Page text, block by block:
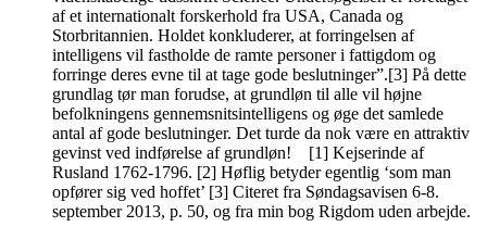
af et internationalt forskerhold fra USA, Canada og
Storbritannien. Holdet konkluderer, at forringelsen af
intelligens vil fastholde de ramte personer i fattigdom og
forringe deres evne til at tage gode beslutninger”.[3] På dette
grundlag tør man forudse, at grundløn til alle vil højne
befolkningens gennemsnitsintelligens og øge det samlede
antal af gode beslutninger. Det turde da nok være en attraktiv
gevinst ved indførelse af grundløn! [1] Kejserinde af
Rusland 1762-1796. [2] Høflig betyder egentlig ‘som man
opfører sig ved hoffet’ [3] Citeret fra Søndagsavisen 6-8.
september 2013, p. 50, og fra min bog Rigdom uden arbejde.